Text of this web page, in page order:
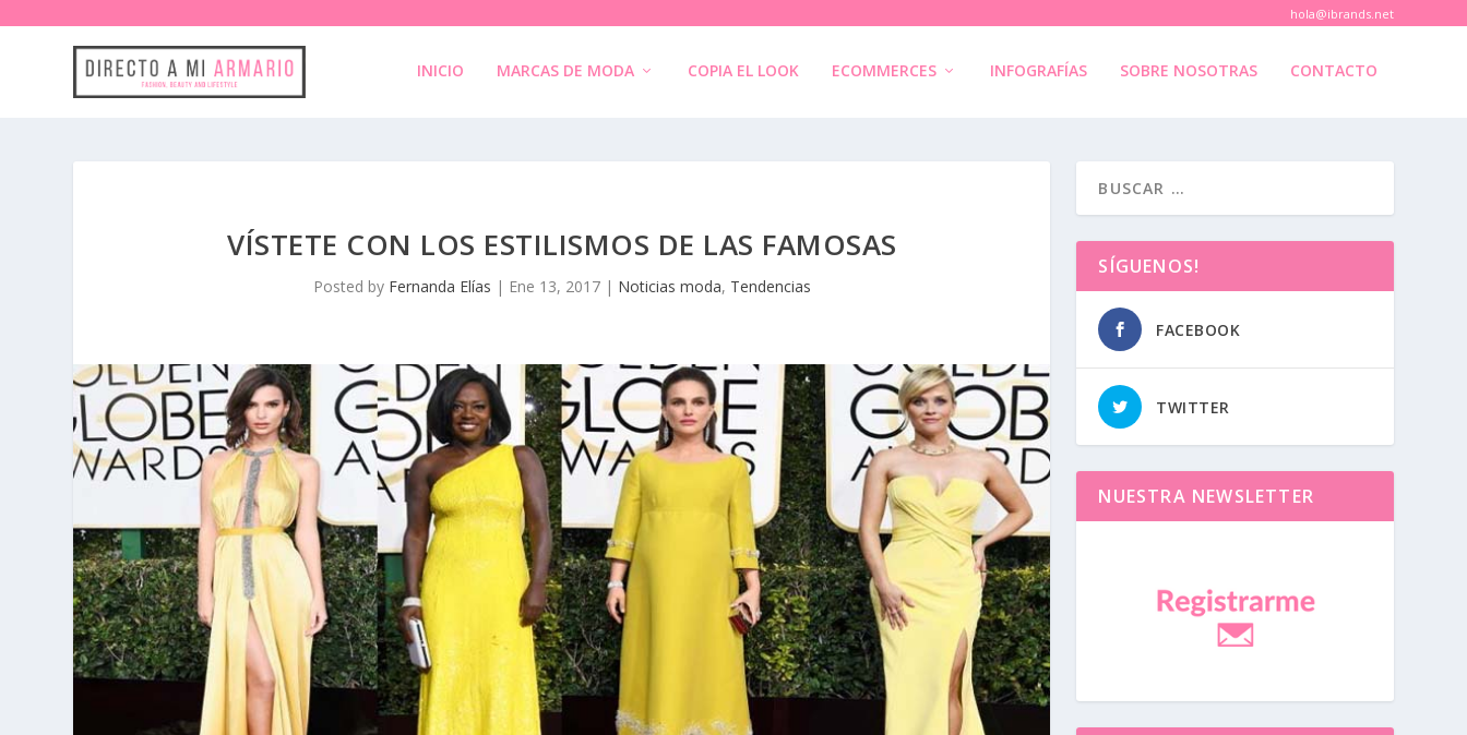
hola@ibrands.net
INICIO MARCAS DE MODA COPIA EL LOOK ECOMMERCES INFOGRAFÍAS SOBRE NOSOTRAS CONTACTO
VÍSTETE CON LOS ESTILISMOS DE LAS FAMOSAS
Posted by Fernanda Elías | Ene 13, 2017| Noticias moda, Tendencias
SÍGUENOS!
FACEBOOK
TWITTER
NUESTRA NEWSLETTER